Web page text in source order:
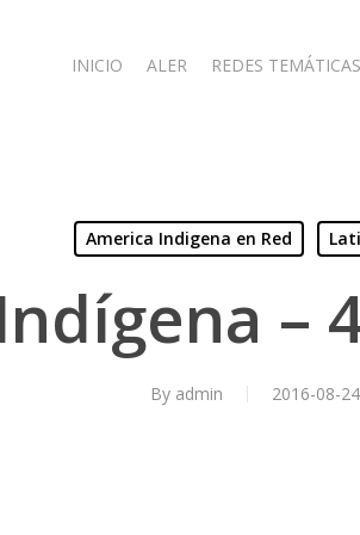
INICIO ALER REDES TEMÁTICAS
America Indigena en Red
–
By admin 2016-08-24